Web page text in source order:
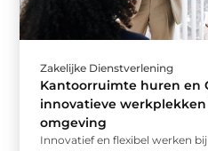
Zakelijke Dienstverlening
Kantoorruimte huren en
innovatieve
omgeving
Innovatief en flexibel werken